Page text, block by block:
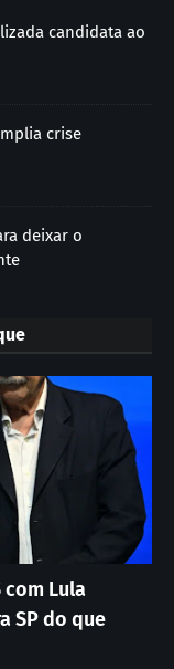
candidata ao
crise
deixar o
com Lula
SP do que